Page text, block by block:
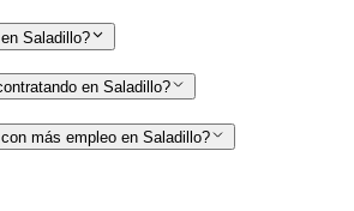
Saladillo?
en Saladillo?
más empleo en Saladillo?